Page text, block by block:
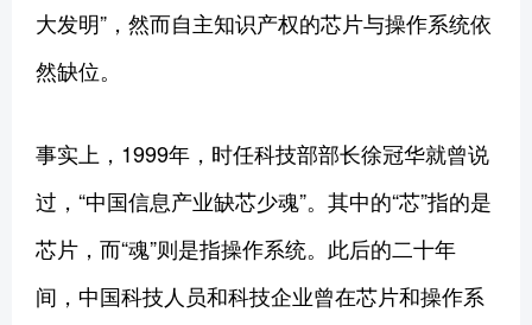
大发明”，然而自主知识产权的芯片与操作系统依
然缺位。
事实上，1999年，时任科技部部长徐冠华就曾说
过，“中国信息产业缺芯少魂”。其中的“芯”指的是
芯片，而“魂”则是指操作系统。此后的二十年
间，中国科技人员和科技企业曾在芯片和操作系